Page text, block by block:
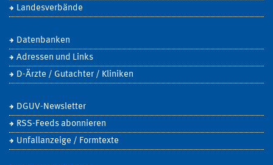
Landesverbände
Datenbanken
Adressen und Links
D-Ärzte / Gutachter / Kliniken
DGUV-Newsletter
RSS-Feeds abonnieren
Unfallanzeige / Formtexte